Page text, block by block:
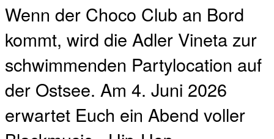
Wenn der Choco Club an Bord
kommt, wird die Adler Vineta zur
schwimmenden Partylocation auf
der Ostsee. Am 4. Juni 2026
erwartet Euch ein Abend voller